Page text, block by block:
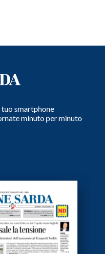
smartphone
minuto per minuto